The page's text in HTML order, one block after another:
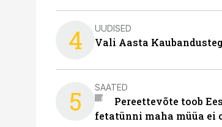
4 UUDISED
Vali Aasta
5 SAATED
Pereettevõte toob
fetatünni maha müüa ei